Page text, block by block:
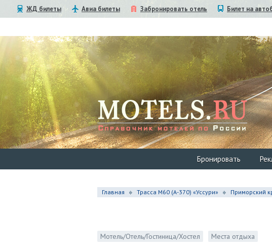
ЖД билеты Авиа билеты Забронировать отель Билет на
Бронировать
Главная Трасса М60 (А-370) «Уссури» Приморский
Мотель/Отель/Гостиница/Хостел Места отдыха